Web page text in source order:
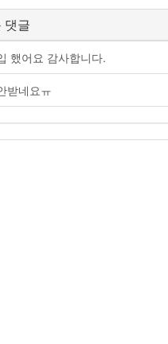
댓글
했어요 감사합니다.
받네요ㅠ